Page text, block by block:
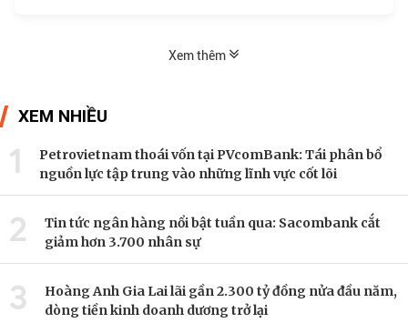
Xem thêm
XEM NHIỀU
1
Petrovietnam thoái vốn tại PVcomBank: Tái phân bổ
nguồn lực tập trung vào những lĩnh vực cốt lõi
2
Tin tức ngân hàng nổi bật tuần qua: Sacombank cắt
giảm hơn 3.700 nhân sự
3
Hoàng Anh Gia Lai lãi gần 2.300 tỷ đồng nửa đầu năm,
dòng tiền kinh doanh dương trở lại